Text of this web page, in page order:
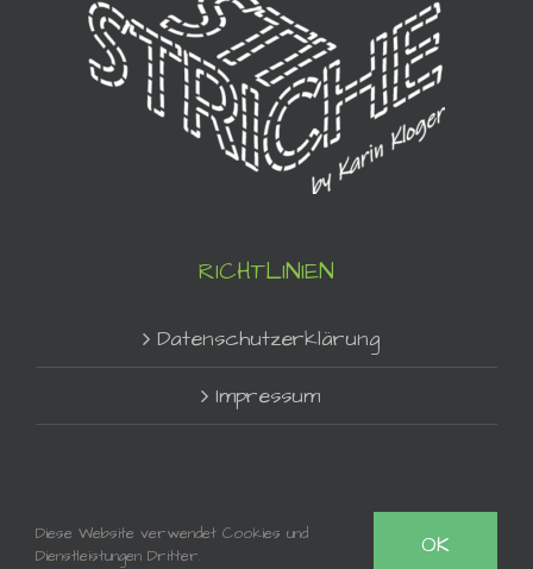
RICHTLINIEN
Datenschutzerklärung
Impressum
Copyright 2021 - Karin Kloger | Stiche-Striche
Diese Website verwendet Cookies und
Dienstleistungen Dritter.
OK